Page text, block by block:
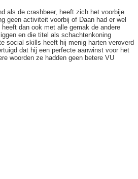
als de crashbeer, heeft zich het voorbije
geen activiteit voorbij of Daan had er wel
dan ook met alle gemak de andere
en die titel als schachtenkoning
social skills heeft hij menig harten veroverd
dat hij een perfecte aanwinst voor het
woorden ze hadden geen betere VU